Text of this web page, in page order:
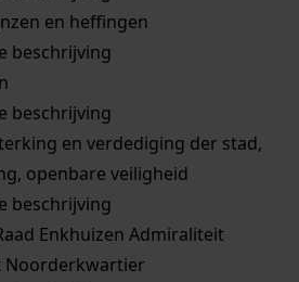
en heffingen
beschrijving
beschrijving
en verdediging der stad,
openbare veiligheid
beschrijving
Enkhuizen Admiraliteit
Noorderkwartier